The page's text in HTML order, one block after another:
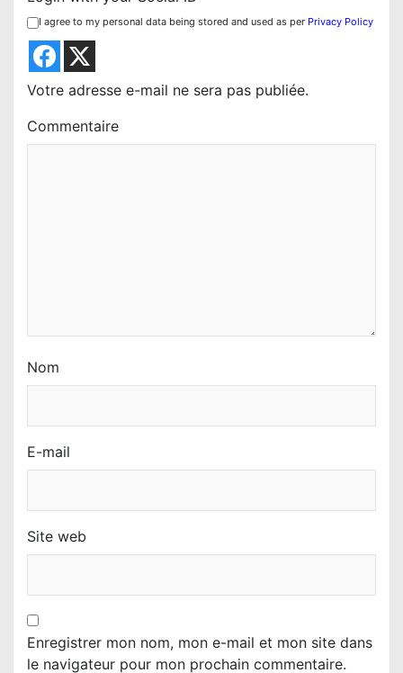
d
I agree to my personal data being stored and used as per Privacy Policy
Votre adresse e-mail ne sera pas publiée.
Commentaire
Nom
E-mail
Site web
Enregistrer mon nom, mon e-mail et mon site dans
le navigateur pour mon prochain commentaire.